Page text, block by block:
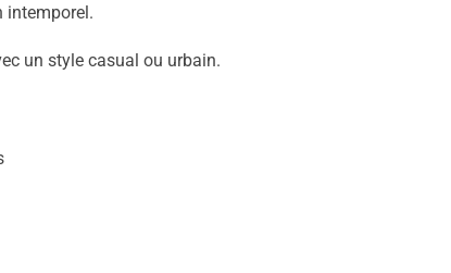
intemporel.
un style casual ou urbain.